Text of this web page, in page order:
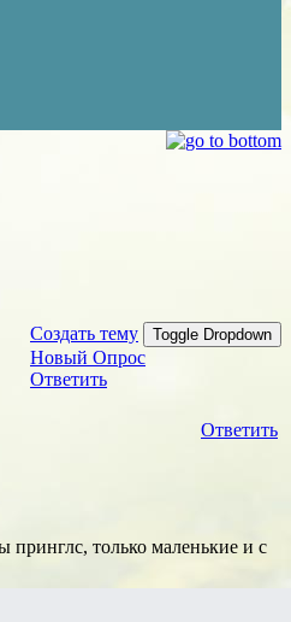
Создать тему Toggle Dropdown
Новый Опрос
Ответить
Ответить
только маленькие и с